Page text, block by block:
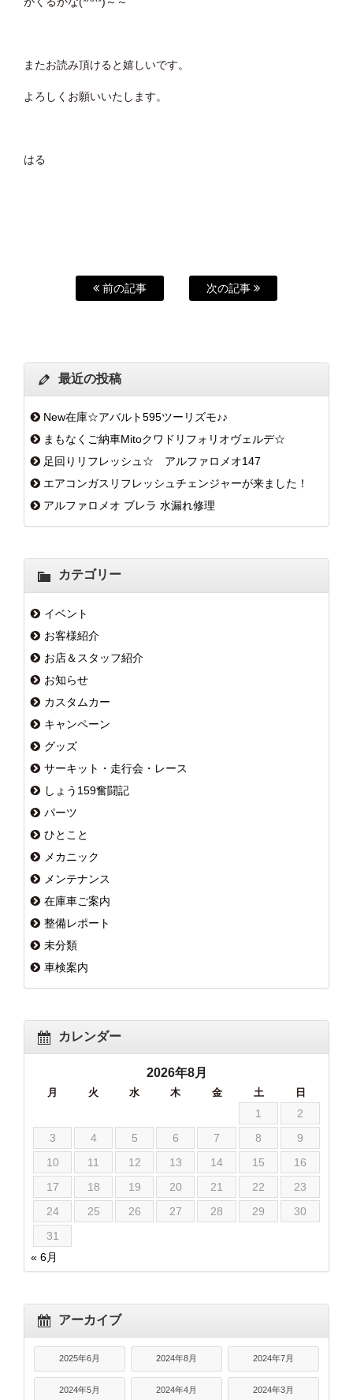
またお読み頂けると嬉しいです。
よろしくお願いいたします。
はる
前の記事 次の記事
最近の投稿
New在庫☆アバルト595ツーリズモ♪♪
まもなくご納車Mitoクワドリフォリオヴェルデ☆
足回りリフレッシュ☆ アルファロメオ147
エアコンガスリフレッシュチェンジャーが来ました！
アルファロメオ ブレラ 水漏れ修理
カテゴリー
イベント
お客様紹介
お店＆スタッフ紹介
お知らせ
カスタムカー
キャンペーン
グッズ
サーキット・走行会・レース
しょう159奮闘記
パーツ
ひとこと
メカニック
メンテナンス
在庫車ご案内
整備レポート
未分類
車検案内
カレンダー
2026年8月
月 火 水 木 金 土 日
1
2
3
4 5 6 7 8
9
10
11 12 13 14 15
16
17
18 19 20 21 22
23
24
25 26 27 28 29
30
31
« 6月
アーカイブ
2025年6月 2024年8月 2024年7月
2024年5月 2024年4月 2024年3月